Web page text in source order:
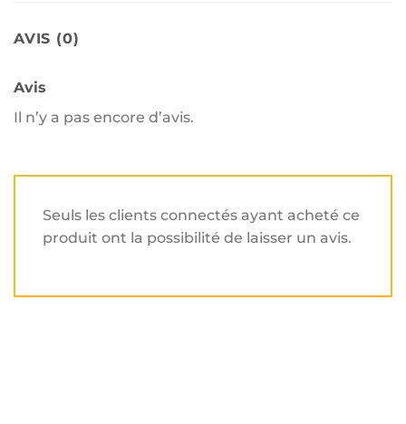
AVIS (0)
Avis
Il n’y a pas encore d’avis.
Seuls les clients connectés ayant acheté ce
produit ont la possibilité de laisser un avis.